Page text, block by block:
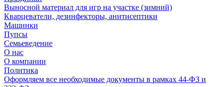
Выносной материал для игр на участке (зимний)
Кварцеватели, дезинфекторы, анитисептики
Машинки
Пупсы
Семьеведение
О нас
О компании
Политика
Оформляем все необходимые документы в рамках 44-ФЗ и